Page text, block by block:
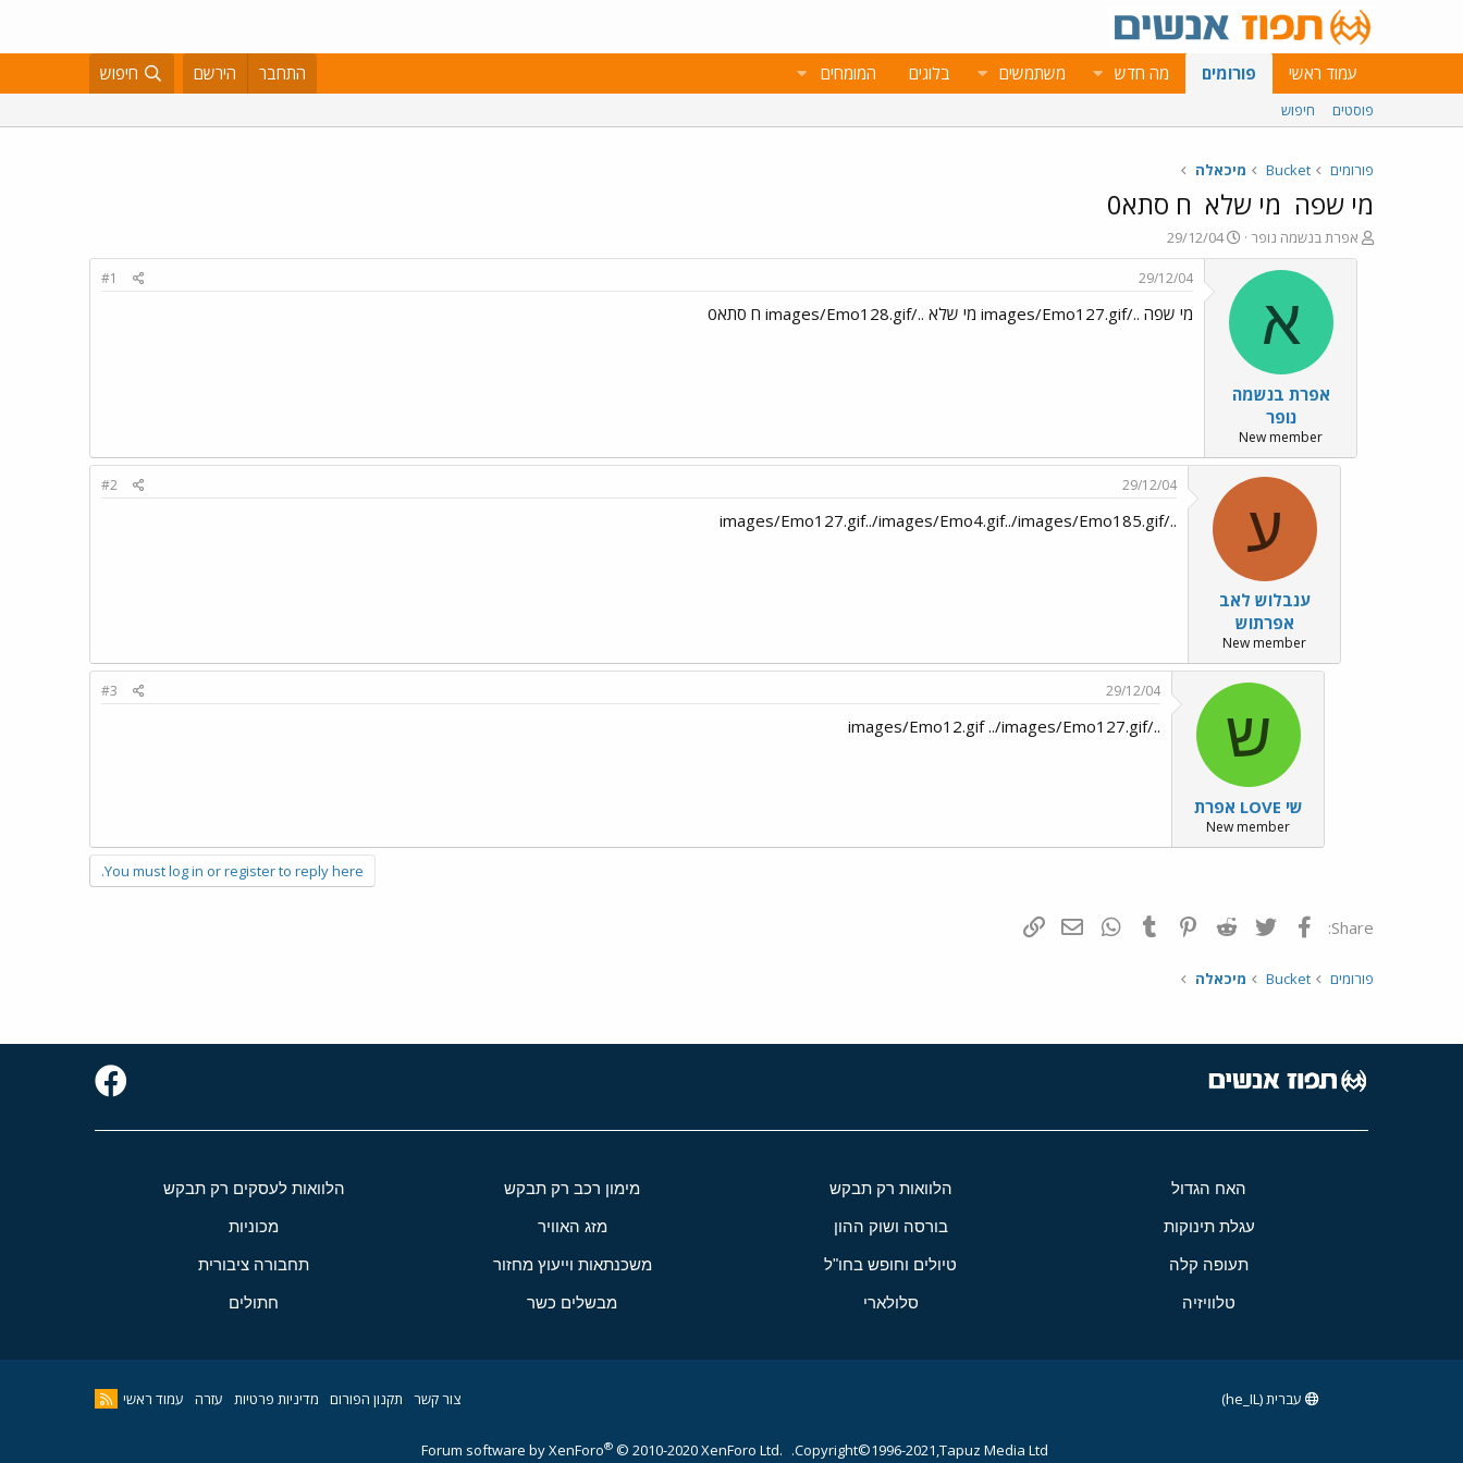
עמוד ראשי פורומים מה חדש משתמשים בלוגים המומחים התחבר הירשם חיפוש
פוסטים חיפוש
פורומים Bucket מיכאלה
מי שפה מי שלא ח סתא0
פ
ו
אפרת בנשמה נופר
פ
ו
29/12/04
א
אפרת בנשמה
נופר
New member
29/12/04
#1
מי שפה ../images/Emo127.gif מי שלא ../images/Emo128.gif ח סתא0
ע
ענבלוש לאב
אפרתוש
New member
29/12/04
#2
../images/Emo127.gif../images/Emo4.gif../images/Emo185.gif
ש
שי LOVE אפרת
New member
29/12/04
#3
../images/Emo12.gif ../images/Emo127.gif
You must log in or register to reply here.
Share: פייסבוק Twitter
Reddit
Pinterest
Tumblr
WhatsAppדואר אלקטרוני
פורומים Bucket מיכאלה
האח הגדול הלוואות רק תבקש מימון רכב רק תבקש הלוואות לעסקים רק תבקש
עגלת תינוקות בורסה ושוק ההון מזג האוויר מכוניות
תעופה קלה טיולים וחופש בחו"ל משכנתאות וייעוץ מחזור תחבורה ציבורית
טלוויזיה סלולארי מבשלים כשר חתולים
צור קשר תקנון הפורום מדיניות פרטיות עזרה עמוד ראשי עברית (he_IL)
Copyright©1996-2021,Tapuz Media Ltd.
Forum software by XenForo® © 2010-2020 XenForo Ltd.